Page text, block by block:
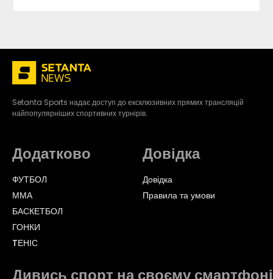
Setanta Sports надає доступ до ексклюзивних прямих трансляцій
найпопулярніших спортивних турнірів.
Додатково
ФУТБОЛ
ММА
БАСКЕТБОЛ
ГОНКИ
TЕНІС
Довідка
Довідка
Правила та умови
Дивись спорт на своєму смартфоні